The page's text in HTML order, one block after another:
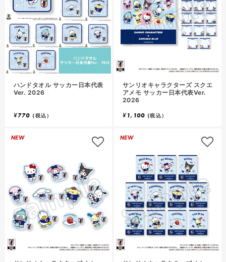
ハンドタオル サッカー日本代表
Ver. 2026
¥770 (税込）
サンリオキャラクターズ スクエ
アメモ サッカー日本代表Ver.
2026
¥1,100 (税込）
NEW NEW